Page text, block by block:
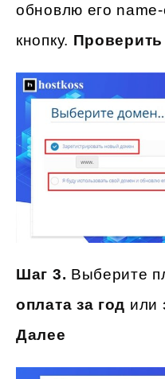
обновлю его
кнопку. Проверить
Шаг 3. Выберите
оплата за год или
Далее